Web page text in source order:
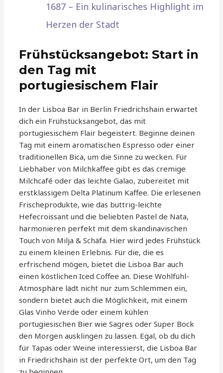
1687 – Ein kulinarisches Highlight im
Herzen der Stadt
Frühstücksangebot: Start in
den Tag mit
portugiesischem Flair
In der Lisboa Bar in Berlin Friedrichshain erwartet
dich ein Frühstücksangebot, das mit
portugiesischem Flair begeistert. Beginne deinen
Tag mit einem aromatischen Espresso oder einer
traditionellen Bica, um die Sinne zu wecken. Für
Liebhaber von Milchkaffee gibt es das cremige
Milchcafé oder das leichte Galao, zubereitet mit
erstklassigem Delta Platinum Kaffee. Die erlesenen
Frischeprodukte, wie das buttrig-leichte
Hefecroissant und die beliebten Pastel de Nata,
harmonieren perfekt mit dem skandinavischen
Touch von Milja & Schäfa. Hier wird jedes Frühstück
zu einem kleinen Erlebnis. Für die, die es
erfrischend mögen, bietet die Lisboa Bar auch
einen köstlichen Iced Coffee an. Diese Wohlfühl-
Atmosphäre lädt nicht nur zum Schlemmen ein,
sondern bietet auch die Möglichkeit, mit einem
Glas Vinho Verde oder einem kühlen
portugiesischen Bier wie Sagres oder Super Bock
den Morgen ausklingen zu lassen. Egal, ob du dich
für Tapas oder Weine interessierst, die Lisboa Bar
in Friedrichshain ist der perfekte Ort, um den Tag